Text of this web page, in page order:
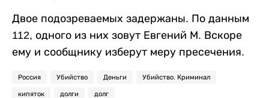
Двое подозреваемых задержаны. По данным
112, одного из них зовут Евгений М. Вскоре
ему и сообщнику изберут меру пресечения.
Россия Убийство Деньги Убийство. Криминал
кипяток долги долг